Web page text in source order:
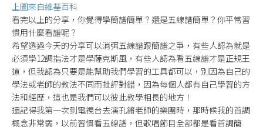
上圖來自維基百科
看完以上的分享，你覺得學簡譜簡單？還是五線譜簡單？你平常習
慣用什麼看譜呢？
希望透過今天的分享可以消弭五線譜跟簡譜之爭，有些人認為就是
必須學12調指法才是學薩克斯風，有些人認為看五線譜才是正規王
道，但我認為只要是能幫助我們學習的工具都可以，別因為自己的
學法或老師的教法不同而批評對錯，因為每個人都有自己學習的方
法和經歷，這也是我們可以彼此教學相長的地方！
還記得我第一次到電視台去演孔鏘老師的樂團時，那時候我的首調
概念非常弱，以前習慣看五線譜，但歌唱節目全部都是看首調簡